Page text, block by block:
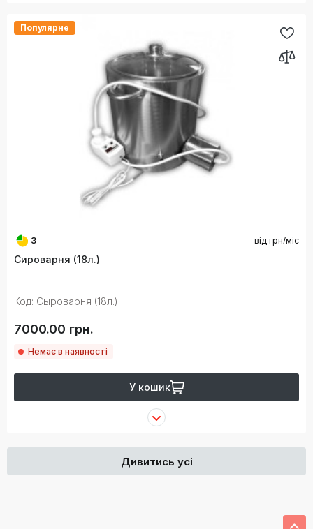
Популярне
3 від грн/міс
Сироварня (18л.)
Код: Сыроварня (18л.)
7000.00 грн.
Немає в наявності
У кошик
Дивитись усі